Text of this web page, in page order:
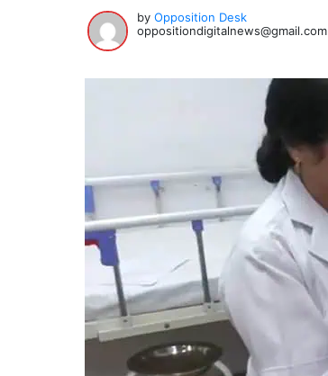
by Opposition Desk
oppositiondigitalnews@gmail.com